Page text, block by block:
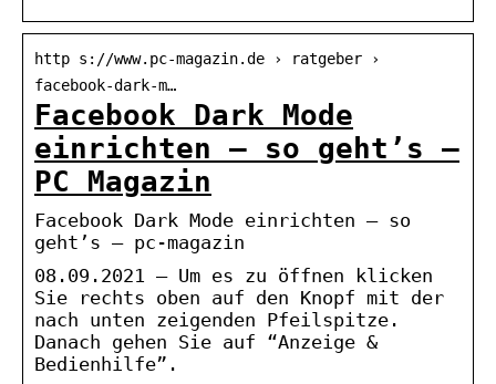
http s://www.pc-magazin.de › ratgeber ›
facebook-dark-m…
Facebook Dark Mode
einrichten – so geht’s –
PC Magazin
Facebook Dark Mode einrichten – so
geht’s – pc-magazin
08.09.2021 — Um es zu öffnen klicken
Sie rechts oben auf den Knopf mit der
nach unten zeigenden Pfeilspitze.
Danach gehen Sie auf “Anzeige &
Bedienhilfe”.